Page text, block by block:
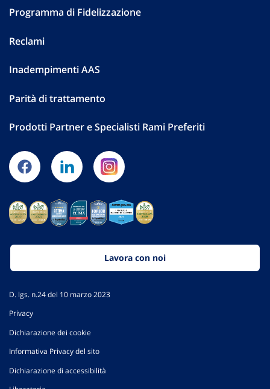
Programma di Fidelizzazione
Reclami
Inadempimenti AAS
Parità di trattamento
Prodotti Partner e Specialisti Rami Preferiti
Lavora con noi
D. lgs. n.24 del 10 marzo 2023
Privacy
Dichiarazione dei cookie
Informativa Privacy del sito
Dichiarazione di accessibilità